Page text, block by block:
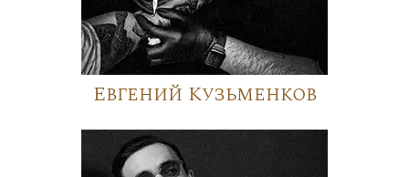
Евгений Кузьменков